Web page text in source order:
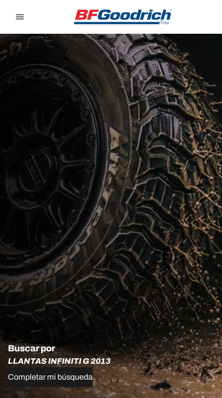
Buscar por
LLANTAS INFINITI G 2013
Completar mi búsqueda